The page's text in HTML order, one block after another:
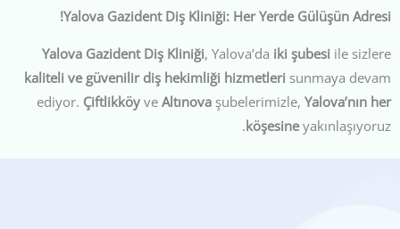
Yalova Gazident Diş Kliniği: Her Yerde Gülüşün Adresi!
Yalova Gazident Diş Kliniği, Yalova’da iki şubesi ile sizlere
kaliteli ve güvenilir diş hekimliği hizmetleri sunmaya devam
ediyor. Çiftlikköy ve Altınova şubelerimizle, Yalova’nın her
köşesineyakınlaşıyoruz.